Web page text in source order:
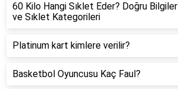
60 Kilo Hangi Sıklet Eder? Doğru Bilgiler
ve Sıklet Kategorileri
Platinum kart kimlere verilir?
Basketbol Oyuncusu Kaç Faul?